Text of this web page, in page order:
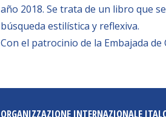
año 2018. Se trata de un libro que
búsqueda estilística y reflexiva.
Con el patrocinio de la Embajada de
ORGANIZZAZIONE INTERNAZIONALE